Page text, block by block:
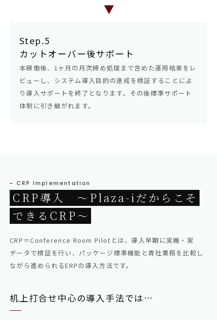
Step.5
カットオーバー後サポート
本稼働後、1ヶ月の月次締め処理まで含めた運用結果をレ
ビューし、システム導入目的の達成を検証することによ
り導入サポートを終了となります。その後標準サポート
体制に引き継がれます。
CRP Implementation
CRP導入 ～Plaza-iだからこそ
できるCRP～
CRP＝Conference Room Pilotとは、導入早期に実機・実
データで検証を行い、パッケージ標準機能と貴社業務を比較し
ながら進められるERPの導入方法です。
机上打合せ中心の導入手法では…